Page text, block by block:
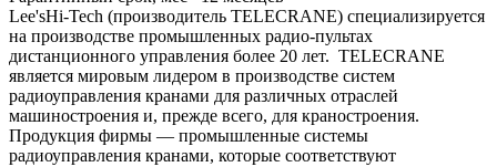
Lee'sHi-Tech (производитель TELECRANE) специализируется
на производстве промышленных радио-пультах
дистанционного управления более 20 лет. TELECRANE
является мировым лидером в производстве систем
радиоуправления кранами для различных отраслей
машиностроения и, прежде всего, для краностроения.
Продукция фирмы — промышленные системы
радиоуправления кранами, которые соответствуют